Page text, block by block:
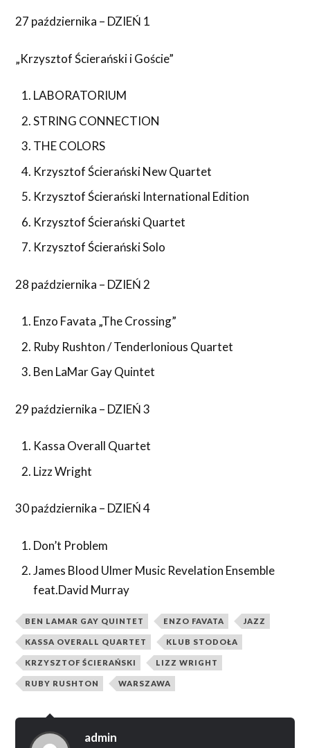
27 października – DZIEŃ 1
„Krzysztof Ścierański i Goście”
LABORATORIUM
STRING CONNECTION
THE COLORS
Krzysztof Ścierański New Quartet
Krzysztof Ścierański International Edition
Krzysztof Ścierański Quartet
Krzysztof Ścierański Solo
28 października – DZIEŃ 2
Enzo Favata „The Crossing”
Ruby Rushton / Tenderlonious Quartet
Ben LaMar Gay Quintet
29 października – DZIEŃ 3
Kassa Overall Quartet
Lizz Wright
30 października – DZIEŃ 4
Don’t Problem
James Blood Ulmer Music Revelation Ensemble
feat.David Murray
BEN LAMAR GAY QUINTET ENZO FAVATA JAZZ
KASSA OVERALL QUARTET KLUB STODOŁA
KRZYSZTOF ŚCIERAŃSKI LIZZ WRIGHT
RUBY RUSHTON WARSZAWA
admin